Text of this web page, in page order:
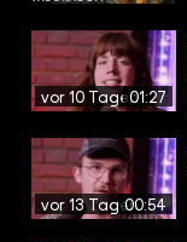
vor 10 Tagen01:27
vor 13 Tagen00:54